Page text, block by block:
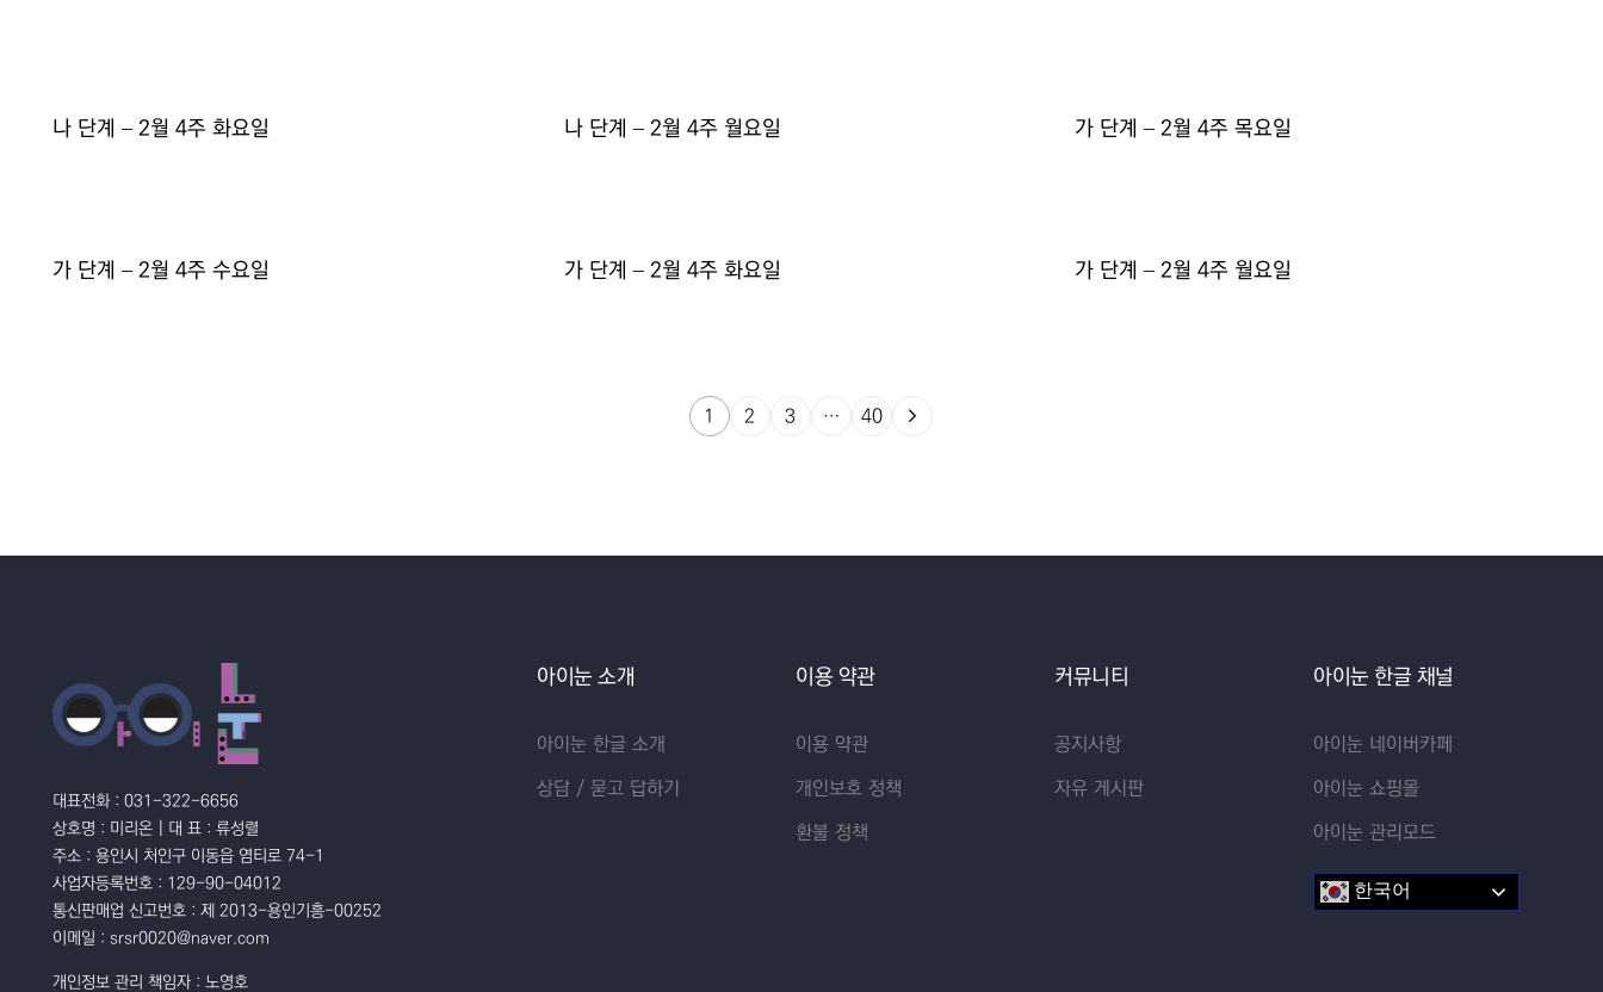
나 단계 – 2월 4주 화요일 나 단계 – 2월 4주 월요일 가 단계 – 2월 4주 목요일
가 단계 – 2월 4주 수요일 가 단계 – 2월 4주 화요일 가 단계 – 2월 4주 월요일
1 2 3 … 40
대표전화 : 031-322-6656
상호명 : 미리온 | 대 표 : 류성렬
주소 : 용인시 처인구 이동읍 염티로 74-1
사업자등록번호 : 129-90-04012
통신판매업 신고번호 : 제 2013-용인기흥-00252
이메일 : srsr0020@naver.com
개인정보 관리 책임자 : 노영호
아이눈 소개
아이눈 한글 소개
상담 / 묻고 답하기
이용 약관
이용 약관
개인보호 정책
환불 정책
커뮤니티
공지사항
자유 게시판
아이눈 한글 채널
아이눈 네이버카페
아이눈 쇼핑몰
아이눈 관리모드
한국어